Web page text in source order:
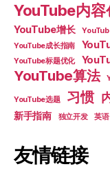
YouTube内容
YouTube增长
YouTube成长指南
YouTube标题优化
YouTube算法
YouTube选题 习惯
新手指南 独立开发 英语
友情链接